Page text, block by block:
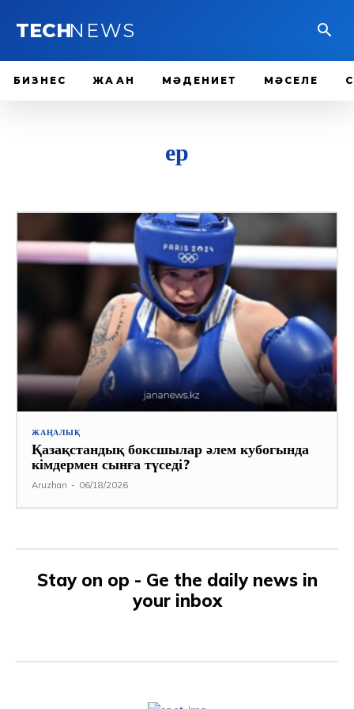
TECHNEWS
БИЗНЕС ЖАҺАН МӘДЕНИЕТ МӘСЕЛЕ
ер
ЖАҢАЛЫҚ
Қазақстандық боксшылар әлем кубогында
кімдермен сынға түседі?
Aruzhan - 06/18/2026
Stay on op - Ge the daily news in
your inbox